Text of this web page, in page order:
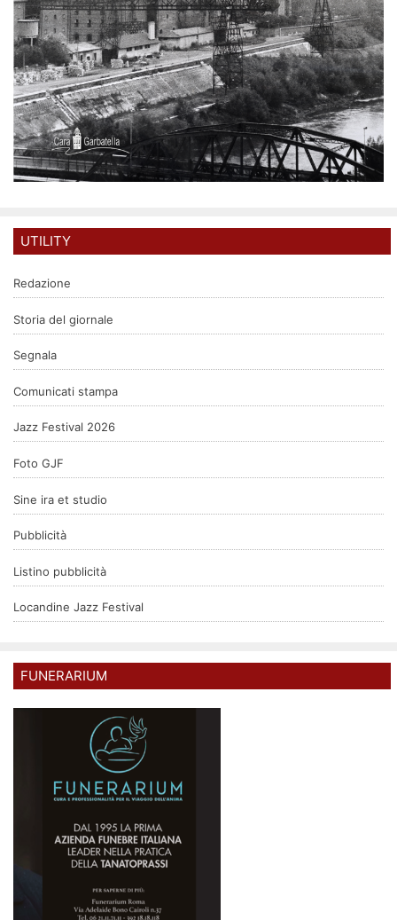
UTILITY
Redazione
Storia del giornale
Segnala
Comunicati stampa
Jazz Festival 2026
Foto GJF
Sine ira et studio
Pubblicità
Listino pubblicità
Locandine Jazz Festival
FUNERARIUM